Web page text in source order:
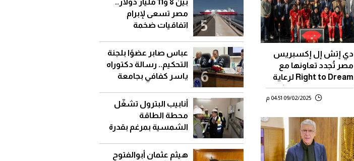
دي إتش إل إكسبريس
مصر تُجدد تعاونها مع
Right to Dream لرعاية
وتمكين المواهب الشابة
09/02/2025 04:51 م
5
مصر تسعى لإبرام
اتفاقيات ضخمة
6
عباس صابر عضوًا بلجنة
التحكيم.. رسالة دكتوراه
ياسر كفافي بجامعة
7
أنابيب البترول تشغّل
محطة الطاقة
الشمسية بمرغم بقدرة
هيثم عثمان أبوالفتوح